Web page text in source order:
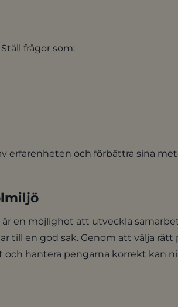
frågor som:
erfarenheten och förbättra sina
är en möjlighet att utveckla
till en god sak. Genom att välja rätt
hantera pengarna korrekt kan ni